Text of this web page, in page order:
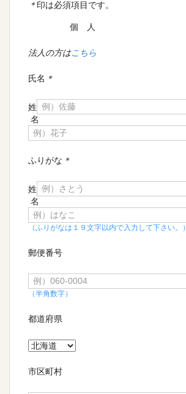
＊印は必須項目です。
個 人
法人の方はこちら
氏名 ＊
姓
名
ふりがな ＊
姓
名
（ふりがなは１９文字以内で入力して下さい。）
郵便番号
（半角数字）
都道府県
市区町村